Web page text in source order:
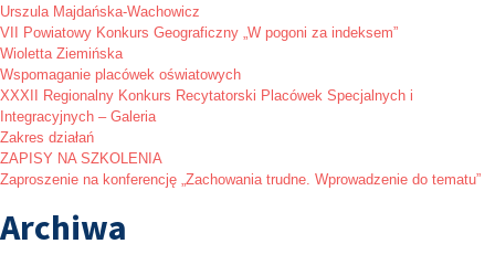
Urszula Majdańska-Wachowicz
VII Powiatowy Konkurs Geograficzny „W pogoni za indeksem”
Wioletta Ziemińska
Wspomaganie placówek oświatowych
XXXII Regionalny Konkurs Recytatorski Placówek Specjalnych i
Integracyjnych – Galeria
Zakres działań
ZAPISY NA SZKOLENIA
Zaproszenie na konferencję „Zachowania trudne. Wprowadzenie do tematu”
Archiwa